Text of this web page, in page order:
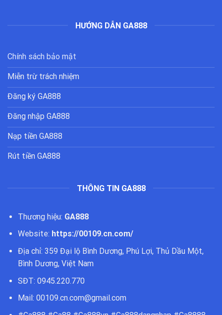
HƯỚNG DẪN GA888
Chính sách bảo mật
Miễn trừ trách nhiệm
Đăng ký GA888
Đăng nhập GA888
Nạp tiền GA888
Rút tiền GA888
THÔNG TIN GA888
Thương hiệu: GA888
Website: https://00109.cn.com/
Địa chỉ: 359 Đại lộ Bình Dương, Phú Lợi, Thủ Dầu Một,
Bình Dương, Việt Nam
SĐT: 0945.220.770
Mail: 00109.cn.com@gmail.com